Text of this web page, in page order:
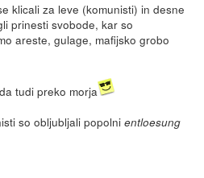
klicali za leve (komunisti) in desne
prinesti svobode, kar so
areste, gulage, mafijsko grobo
tudi preko morja
so obljubljali popolnientloesung